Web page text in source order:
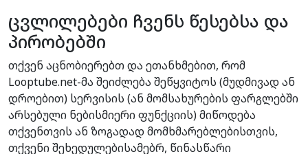
ცვლილებები ჩვენს წესებსა და
პირობებში
თქვენ აცნობიერებთ და ეთანხმებით, რომ
Looptube.net-მა შეიძლება შეწყვიტოს (მუდმივად ან
დროებით) სერვისის (ან მომსახურების ფარგლებში
არსებული ნებისმიერი ფუნქციის) მიწოდება
თქვენთვის ან ზოგადად მომხმარებლებისთვის,
თქვენი შეხედულებისამებრ, წინასწარი